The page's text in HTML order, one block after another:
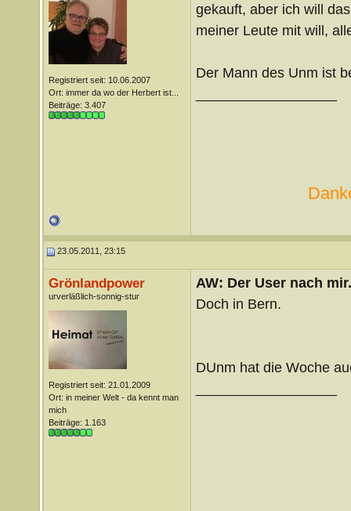
Registriert seit: 10.06.2007
Ort: immer da wo der Herbert ist...
Beiträge: 3.407
gekauft, aber ich will
meiner Leute mit will,
Der Mann des Unm ist
23.05.2011, 23:15
Grönlandpower
urverläßlich-sonnig-stur
Registriert seit: 21.01.2009
Ort: in meiner Welt - da kennt man
mich
Beiträge: 1.163
AW: Der User nach
Doch in Bern.
DUnm hat die Woche